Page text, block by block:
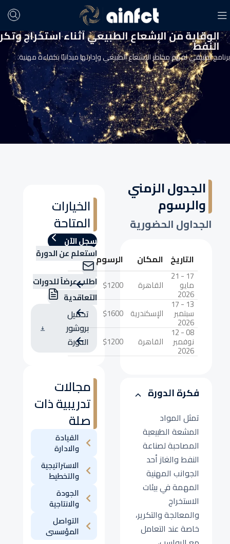
الوقاية من الإشعاع الطبيعي أثناء استخراج
النفط
برنامج تطبيقي لفهم مخاطر الإشعاع الطبيعي وإدارتها ميدانيًا بكفاءة مهنية.
الخيارات
المتاحة
سجل الآن
استعلم عن الدورة
اطلب عرضاً للدورات
التعاقدية
تحميل
بروشور
الدورة
مجالات
تدريبية ذات
صلة
القيادة
والادارة
الاستراتيجية
والتخطيط
الجودة
والانتاجية
التواصل
المؤسسى
الجدول الزمني
والرسوم
الجداول الحضورية
التاريخ المكان الرسوم
17 - 21
مايو
2026
القاهرة
$1200
13 - 17
سبتمبر
2026
الإسكندرية $1600
08 - 12
نوفمبر
2026
القاهرة $1200
فكرة الدورة
تمثل المواد
المشعة الطبيعية
المصاحبة لصناعة
النفط والغاز أحد
الجوانب المهنية
المهمة في بيئات
الاستخراج
والمعالجة والتكرير،
خاصة عند التعامل